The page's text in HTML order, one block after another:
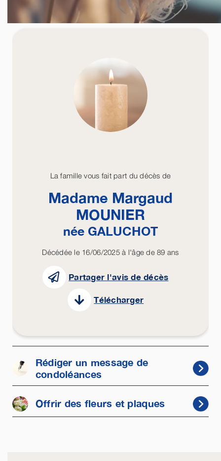
La famille vous fait part du décès de
Madame Margaud
MOUNIER
née GALUCHOT
Décédée le 16/06/2025 à l'âge de 89 ans
Partager l'avis de décès
Télécharger
Rédiger un message de
condoléances
Offrir des fleurs et plaques